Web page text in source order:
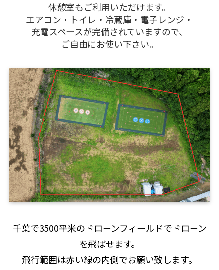
休憩室もご利用いただけます。
エアコン・トイレ・冷蔵庫・電子レンジ・
充電スペースが完備されていますので、
ご自由にお使い下さい。
千葉で3500平米のドローンフィールドでドローン
を飛ばせます。
飛行範囲は赤い線の内側でお願い致します。